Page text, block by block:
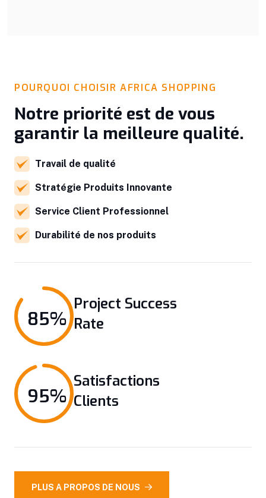
POURQUOI CHOISIR AFRICA SHOPPING
Notre priorité est de vous
garantir la meilleure qualité.
Travail de qualité
Stratégie Produits Innovante
Service Client Professionnel
Durabilité de nos produits
85%
Project Success
Rate
95%
Satisfactions
Clients
PLUS A PROPOS DE NOUS